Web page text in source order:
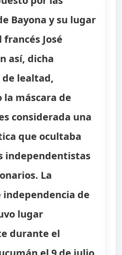
Bayona y su lugar
José
así, dicha
lealtad,
la máscara de
considerada una
que ocultaba
independentistas
La
independencia de
lugar
durante el